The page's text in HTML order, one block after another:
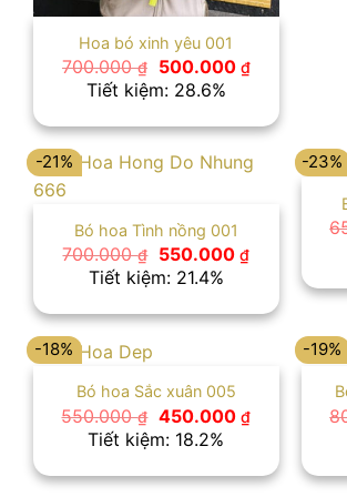
Hoa bó xinh yêu 001
700.000₫
Giá
gốc
là:
500.000 ₫Giá
hiện
500.000 ₫.
Tiết kiệm: 28.6%
-21%
Bó hoa Tình nồng 001
700.000₫
Giá
gốc
là:
550.000₫Giá
550.000 ₫.
Tiết kiệm: 21.4%
-23%
-18%
Bó hoa Sắc xuân 005
550.000₫ Giá
gốc
là:
450.000₫Giá
450.000 ₫.
Tiết kiệm: 18.2%
-19%